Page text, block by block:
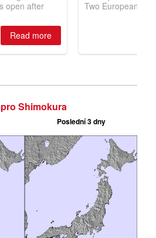
Shimokura
Poslední 3 dny